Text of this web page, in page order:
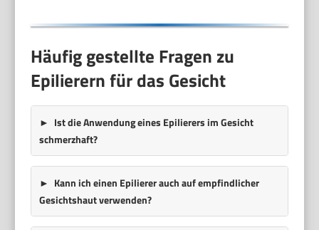
Häufig gestellte Fragen zu
Epilierern für das Gesicht
Ist die Anwendung eines Epilierers im Gesicht
schmerzhaft?
Kann ich einen Epilierer auch auf empfindlicher
Gesichtshaut verwenden?